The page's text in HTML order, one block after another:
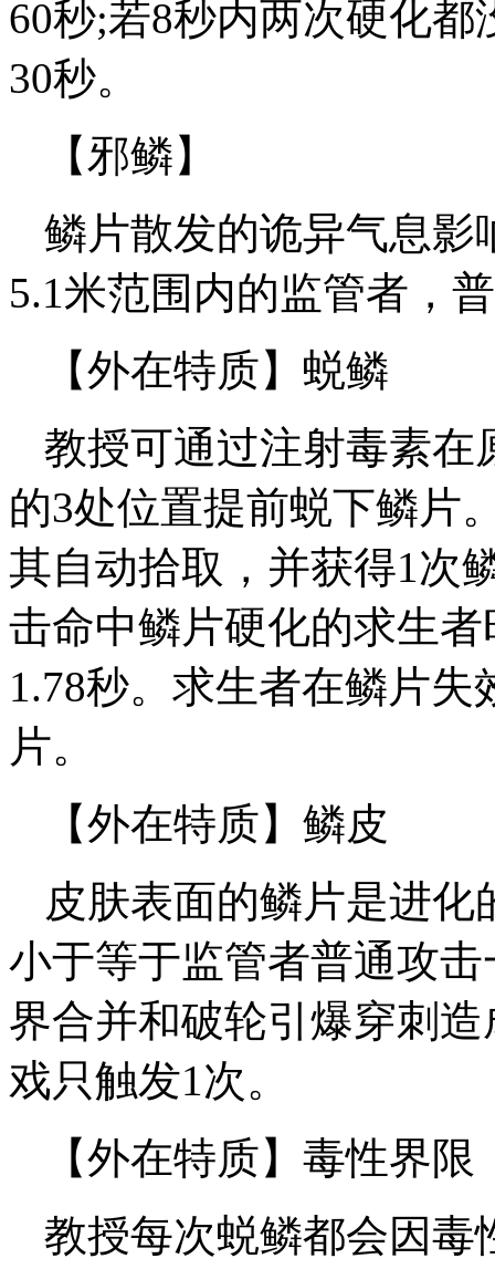
60秒;若8秒内两次硬化
30秒。
【邪鳞】
鳞片散发的诡异气息影
5.1米范围内的监管者，
【外在特质】蜕鳞
教授可通过注射毒素在
的3处位置提前蜕下鳞片
其自动拾取，并获得1次
击命中鳞片硬化的求生
1.78秒。求生者在鳞片
片。
【外在特质】鳞皮
皮肤表面的鳞片是进
小于等于监管者普通攻
界合并和破轮引爆穿刺
戏只触发1次。
【外在特质】毒性界限
教授每次蜕鳞都会因毒